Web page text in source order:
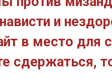
и
в место для
сдержаться,